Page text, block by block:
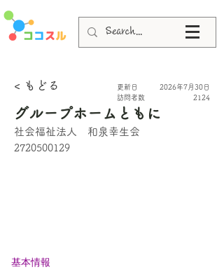
< もどる
更新日
​訪問者数
2026年7月30日
2124
グループホームともに
社会福祉法人 和泉幸生会
2720500129
基本情報